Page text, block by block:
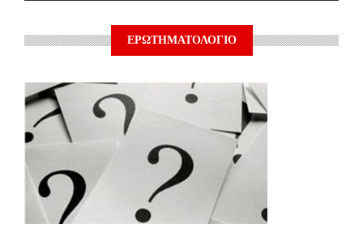
ΕΡΩΤΗΜΑΤΟΛΟΓΙΟ